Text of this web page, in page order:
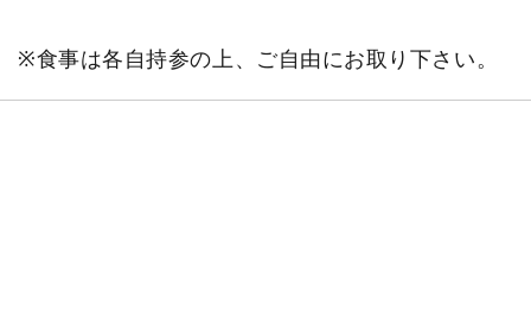
※食事は各自持参の上、ご自由にお取り下さい。